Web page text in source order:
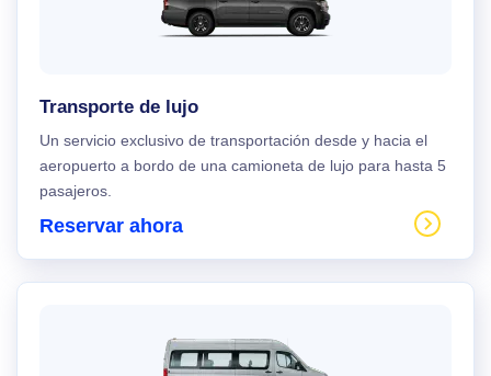
Transporte de lujo
Un servicio exclusivo de transportación desde y hacia el
aeropuerto a bordo de una camioneta de lujo para hasta 5
pasajeros.
Reservar ahora